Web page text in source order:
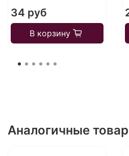
34 руб
В корзину
Аналогичные